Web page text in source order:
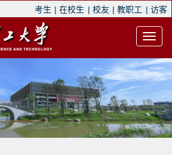
考生 | 在校生 | 校友 | 教职工 | 访客